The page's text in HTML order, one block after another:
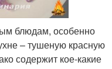
блюдам, особенно
– тушеную красную
содержит кое-какие